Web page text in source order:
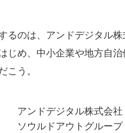
るのは、アンドデジタル
じめ、中小企業や地方自
こう。
アンドデジタル株式会
ソウルドアウトグルー